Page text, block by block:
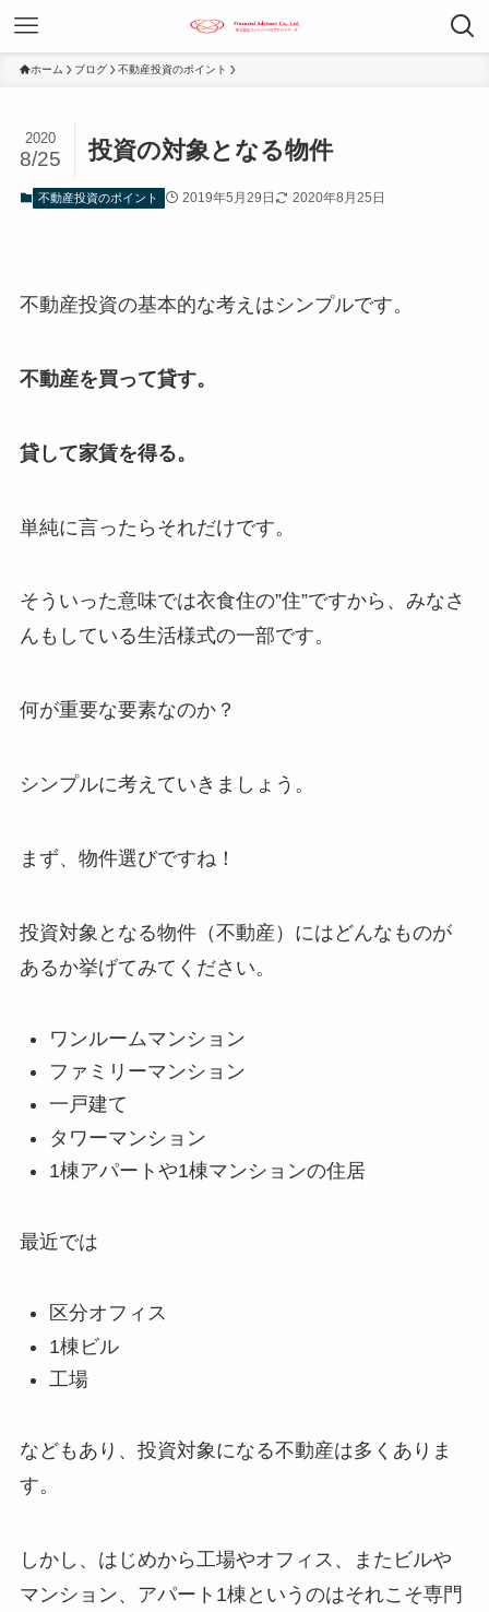
ホーム ブログ 不動産投資のポイント
投資の対象となる物件
2020
8/25
不動産投資のポイント 2019年5月29日 2020年8月25日
不動産投資の基本的な考えはシンプルです。
不動産を買って貸す。
貸して家賃を得る。
単純に言ったらそれだけです。
そういった意味では衣食住の”住”ですから、みなさ
んもしている生活様式の一部です。
何が重要な要素なのか？
シンプルに考えていきましょう。
まず、物件選びですね！
投資対象となる物件（不動産）にはどんなものが
あるか挙げてみてください。
ワンルームマンション
ファミリーマンション
一戸建て
タワーマンション
1棟アパートや1棟マンションの住居
最近では
区分オフィス
1棟ビル
工場
などもあり、投資対象になる不動産は多くありま
す。
しかし、はじめから工場やオフィス、またビルや
マンション、アパート1棟というのはそれこそ専門